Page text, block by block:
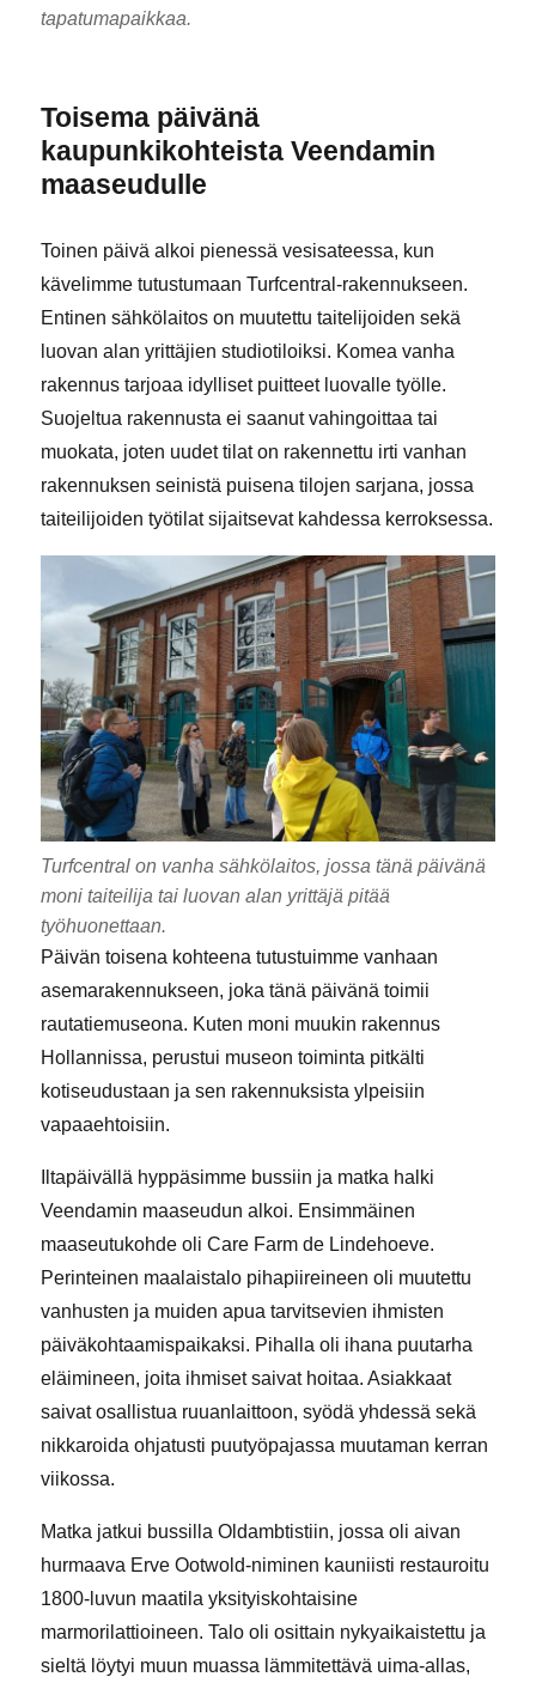
tapatumapaikkaa.
Toisema päivänä
kaupunkikohteista Veendamin
maaseudulle
Toinen päivä alkoi pienessä vesisateessa, kun
kävelimme tutustumaan Turfcentral-rakennukseen.
Entinen sähkölaitos on muutettu taitelijoiden sekä
luovan alan yrittäjien studiotiloiksi. Komea vanha
rakennus tarjoaa idylliset puitteet luovalle työlle.
Suojeltua rakennusta ei saanut vahingoittaa tai
muokata, joten uudet tilat on rakennettu irti vanhan
rakennuksen seinistä puisena tilojen sarjana, jossa
taiteilijoiden työtilat sijaitsevat kahdessa kerroksessa.
Turfcentral on vanha sähkölaitos, jossa tänä päivänä
moni taiteilija tai luovan alan yrittäjä pitää
työhuonettaan.
Päivän toisena kohteena tutustuimme vanhaan
asemarakennukseen, joka tänä päivänä toimii
rautatiemuseona. Kuten moni muukin rakennus
Hollannissa, perustui museon toiminta pitkälti
kotiseudustaan ja sen rakennuksista ylpeisiin
vapaaehtoisiin.
Iltapäivällä hyppäsimme bussiin ja matka halki
Veendamin maaseudun alkoi. Ensimmäinen
maaseutukohde oli Care Farm de Lindehoeve.
Perinteinen maalaistalo pihapiireineen oli muutettu
vanhusten ja muiden apua tarvitsevien ihmisten
päiväkohtaamispaikaksi. Pihalla oli ihana puutarha
eläimineen, joita ihmiset saivat hoitaa. Asiakkaat
saivat osallistua ruuanlaittoon, syödä yhdessä sekä
nikkaroida ohjatusti puutyöpajassa muutaman kerran
viikossa.
Matka jatkui bussilla Oldambtistiin, jossa oli aivan
hurmaava Erve Ootwold-niminen kauniisti restauroitu
1800-luvun maatila yksityiskohtaisine
marmorilattioineen. Talo oli osittain nykyaikaistettu ja
sieltä löytyi muun muassa lämmitettävä uima-allas,